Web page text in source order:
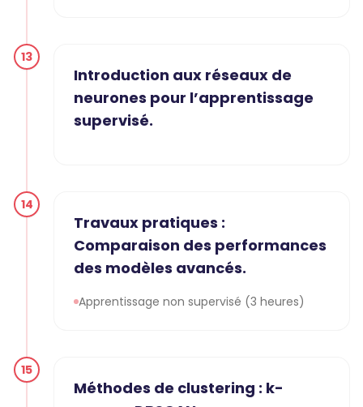
13
Introduction aux réseaux de
neurones pour l’apprentissage
supervisé.
14
Travaux pratiques :
Comparaison des performances
des modèles avancés.
Apprentissage non supervisé (3 heures)
15
Méthodes de clustering : k-